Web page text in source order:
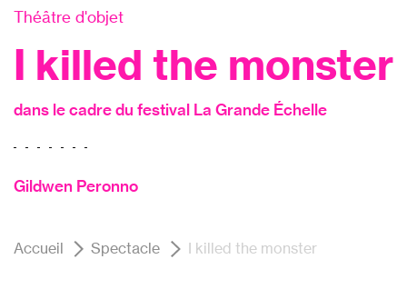
Théâtre d'objet
I killed the monster
dans le cadre du festival La Grande Échelle
Gildwen Peronno
Accueil Spectacle I killed the monster